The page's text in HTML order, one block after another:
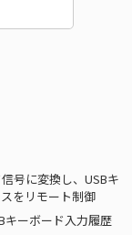
号に変換し、USBキ
をリモート制御
キーボード入力履歴